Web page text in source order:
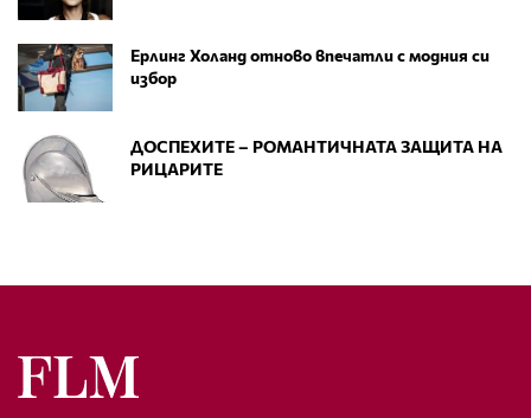
Ерлинг Холанд отново впечатли с модния си
избор
ДОСПЕХИТЕ – РОМАНТИЧНАТА ЗАЩИТА НА
РИЦАРИТЕ